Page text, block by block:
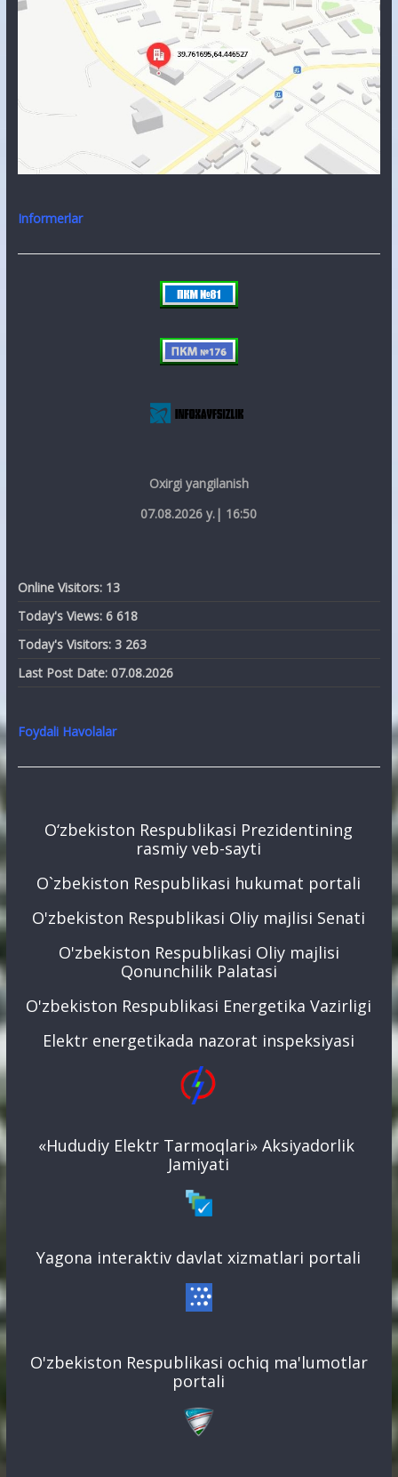
Informerlar
Oxirgi yangilanish
07.08.2026 y.| 16:50
Online Visitors: 13
Today's Views: 6 618
Today's Visitors: 3 263
Last Post Date: 07.08.2026
Foydali Havolalar
O‘zbekiston Respublikasi Prezidentining
rasmiy veb-sayti
O`zbekiston Respublikasi hukumat portali
O'zbekiston Respublikasi Oliy majlisi Senati
O'zbekiston Respublikasi Oliy majlisi
Qonunchilik Palatasi
O'zbekiston Respublikasi Energetika Vazirligi
Elektr energetikada nazorat inspeksiyasi
«Hududiy Elektr Tarmoqlari» Aksiyadorlik
Jamiyati
Yagona interaktiv davlat xizmatlari portali
O'zbekiston Respublikasi ochiq ma'lumotlar
portali